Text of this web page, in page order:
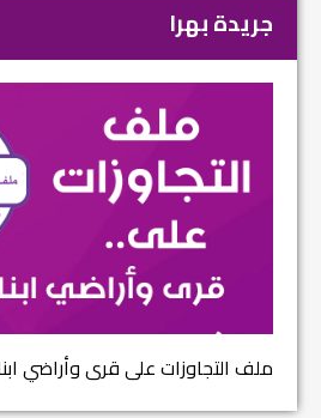
جريدة بهرا
ملف التجاوزات على قرى وأراضي